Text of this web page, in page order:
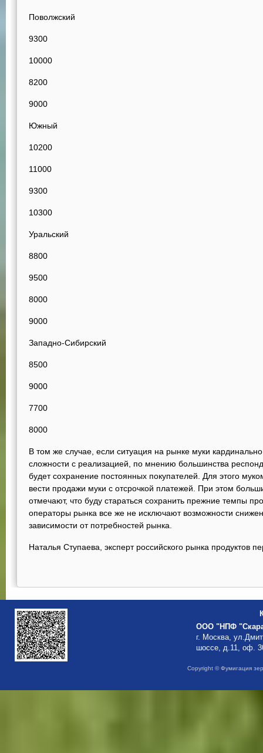
Поволжский
9300
10000
8200
9000
Южный
10200
11000
9300
10300
Уральский
8800
9500
8000
9000
Западно-Сибирский
8500
9000
7700
8000
В том же случае, если ситуация на рынке муки
сложности с реализацией, по мнению большинства
будет сохранение постоянных покупателей. Для этого
вести продажи муки с отсрочкой платежей. При этом
отмечают, что буду стараться сохранить прежние темпы
операторы рынка все же не исключают возможности
зависимости от потребностей рынка.
Наталья Ступаева, эксперт российского рынка продуктов
ООО "НПФ
г. Москва,
шоссе, д.11, оф.
Copyright © Фумигация